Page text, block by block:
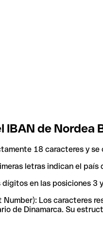
IBAN de Nordea
18 caracteres y
letras indican el
dígitos en las posiciones 3
Number): Los caracteres
de Dinamarca. Su